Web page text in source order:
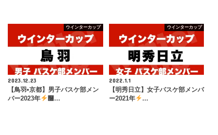
ウインターカップ
2023.12.23
【鳥羽•京都】男子バスケ部メン
バー2023年
࿠…
ウインターカップ
2022.1.1
【明秀日立】女子バスケ部メンバ
ー2021年
…